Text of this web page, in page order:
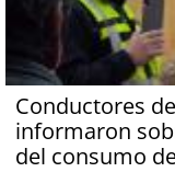
Conductores
informaron
del consumo